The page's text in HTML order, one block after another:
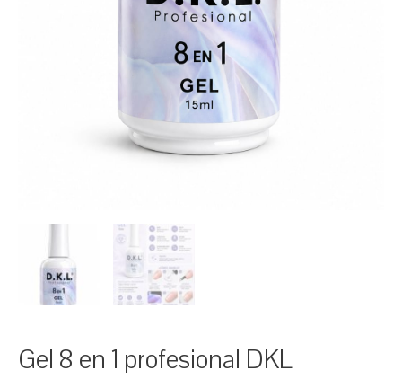
Gel 8 en 1 profesional DKL